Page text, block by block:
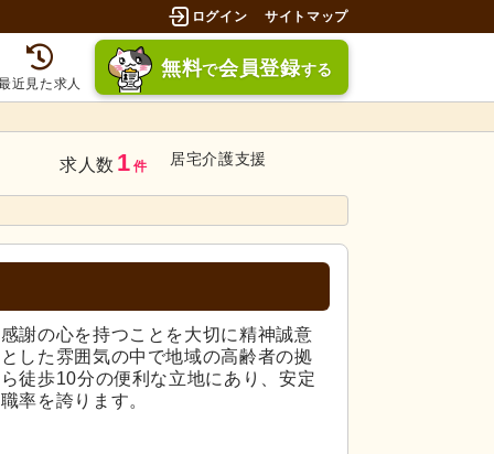
ログイン サイトマップ
近見た求人
無料で会員登録する
求人数 1 件 居宅介護支援
謝の心を持つことを大切に精神誠意
した雰囲気の中で地域の高齢者の拠
徒歩10分の便利な立地にあり、安定
率を誇ります。